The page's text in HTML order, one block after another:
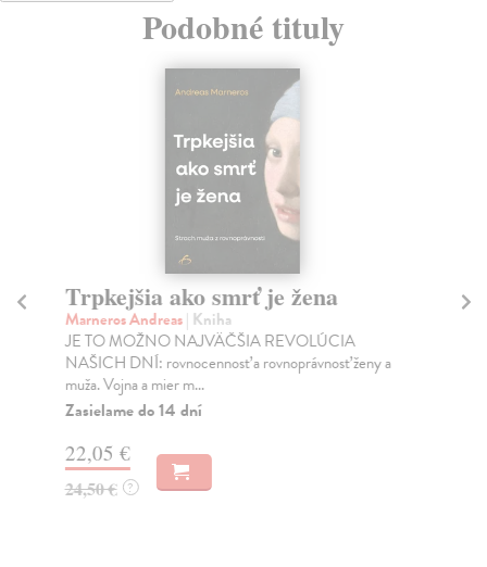
Podobné tituly
Trpkejšia ako smrť je žena
Marneros Andreas| Kniha
JE TO MOŽNO NAJVÄČŠIA REVOLÚCIA
NAŠICH DNÍ: rovnocennosť a rovnoprávnosť ženy a
muža. Vojna a mier m...
Zasielame do 14 dní
22,05 €
24,50 € ?